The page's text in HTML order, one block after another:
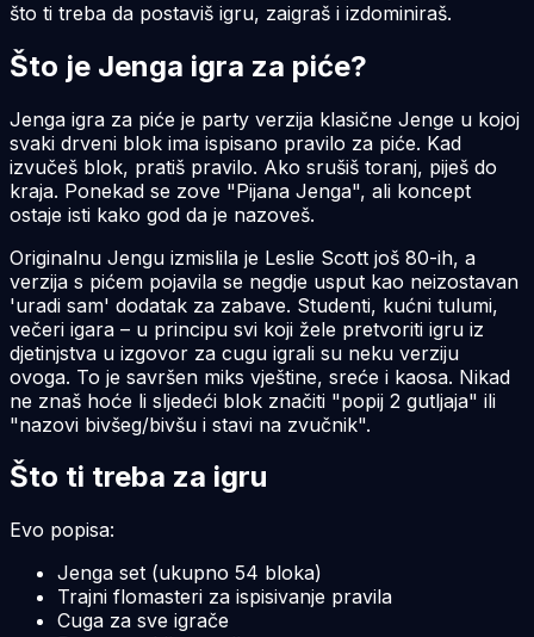
što ti treba da postaviš igru, zaigraš i izdominiraš.
Što je Jenga igra za piće?
Jenga igra za piće je party verzija klasične Jenge u kojoj
svaki drveni blok ima ispisano pravilo za piće. Kad
izvučeš blok, pratiš pravilo. Ako srušiš toranj, piješ do
kraja. Ponekad se zove "Pijana Jenga", ali koncept
ostaje isti kako god da je nazoveš.
Originalnu Jengu izmislila je Leslie Scott još 80-ih, a
verzija s pićem pojavila se negdje usput kao neizostavan
'uradi sam' dodatak za zabave. Studenti, kućni tulumi,
večeri igara – u principu svi koji žele pretvoriti igru iz
djetinjstva u izgovor za cugu igrali su neku verziju
ovoga. To je savršen miks vještine, sreće i kaosa. Nikad
ne znaš hoće li sljedeći blok značiti "popij 2 gutljaja" ili
"nazovi bivšeg/bivšu i stavi na zvučnik".
Što ti treba za igru
Evo popisa:
Jenga set (ukupno 54 bloka)
Trajni flomasteri za ispisivanje pravila
Cuga za sve igrače